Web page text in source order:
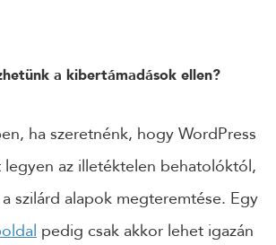
a kibertámadások ellen?
ha szeretnénk, hogy WordPress
az illetéktelen behatolóktól,
szilárd alapok megteremtése. Egy
pedig csak akkor lehet igazán